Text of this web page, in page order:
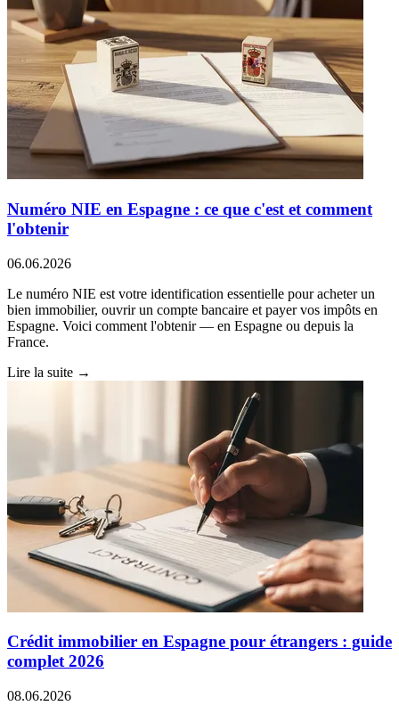
Numéro NIE en Espagne : ce que c'est et comment
l'obtenir
06.06.2026
Le numéro NIE est votre identification essentielle pour acheter un
bien immobilier, ouvrir un compte bancaire et payer vos impôts en
Espagne. Voici comment l'obtenir — en Espagne ou depuis la
France.
Lire la suite →
Crédit immobilier en Espagne pour étrangers : guide
complet 2026
08.06.2026